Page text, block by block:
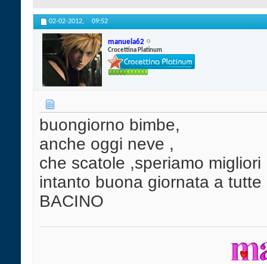
02-02-2012, 09:52
manuela62
Crocettina Platinum
buongiorno bimbe,
anche oggi neve ,
che scatole ,speriamo migliori
intanto buona giornata a tutte
BACINO